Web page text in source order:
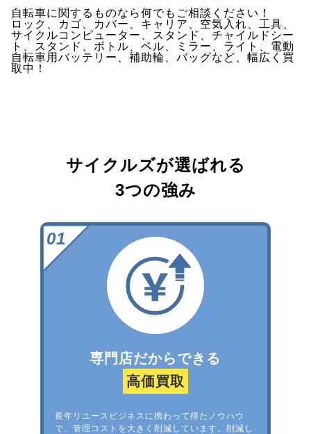
自転車に関するものなら何でもご相談ください！
ロック、カゴ、カバー、キャリア、空気入れ、工具、
サイクルコンピューター、スタンド、チャイルドシー
ト、スタンド、ボトル、ベル、ミラー、ライト、電動
自転車用バッテリー、補助輪、バッグなど、幅広く買
取中！
サイクルズが選ばれる
3つの強み
専門店だからできる
高価買取
長年リユースビジネスに携わって得たノウハウ
で、管理コストを大きく削減しています。削減し